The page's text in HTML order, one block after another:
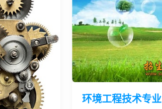
环境工程技术专业